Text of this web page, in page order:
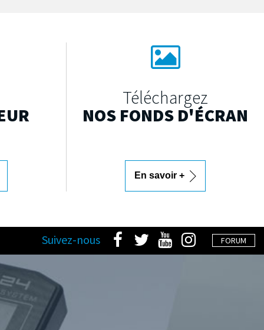
Téléchargez
NOS FONDS D'ÉCRAN
En savoir +
FORUM
Suivez-nous